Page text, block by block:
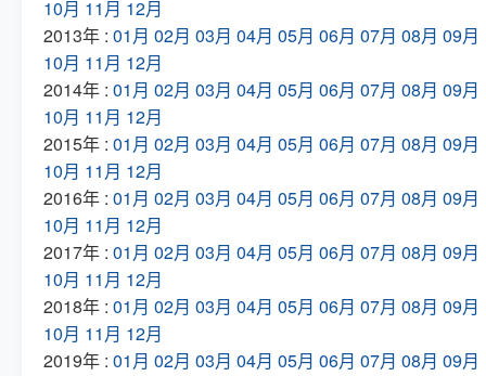
10月 11月 12月
2013年 : 01月 02月 03月 04月 05月 06月 07月 08月 09月
10月 11月 12月
2014年 : 01月 02月 03月 04月 05月 06月 07月 08月 09月
10月 11月 12月
2015年 : 01月 02月 03月 04月 05月 06月 07月 08月 09月
10月 11月 12月
2016年 : 01月 02月 03月 04月 05月 06月 07月 08月 09月
10月 11月 12月
2017年 : 01月 02月 03月 04月 05月 06月 07月 08月 09月
10月 11月 12月
2018年 : 01月 02月 03月 04月 05月 06月 07月 08月 09月
10月 11月 12月
2019年 : 01月 02月 03月 04月 05月 06月 07月 08月 09月